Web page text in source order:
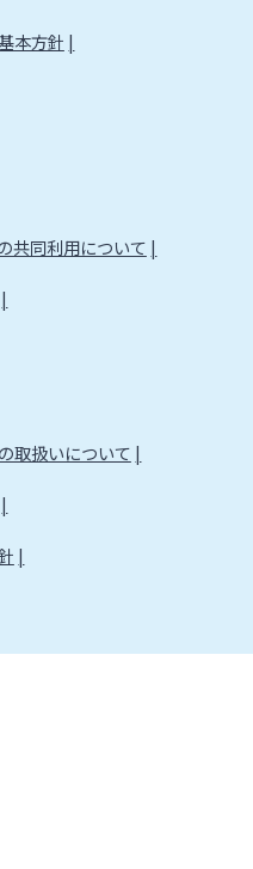
本方針
共同利用について
取扱いについて